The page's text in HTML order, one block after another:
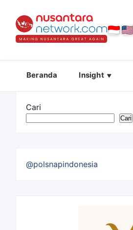
Beranda Insight
Cari
Cari
@polsnapindonesia